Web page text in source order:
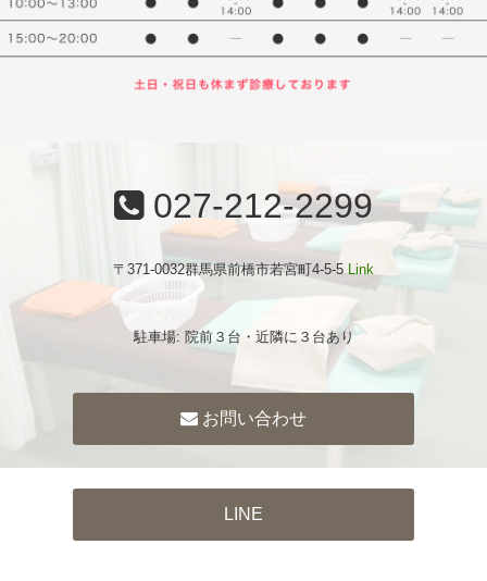
027-212-2299
〒371-0032群馬県前橋市若宮町4-5-5 Link
駐車場: 院前３台・近隣に３台あり
お問い合わせ
LINE